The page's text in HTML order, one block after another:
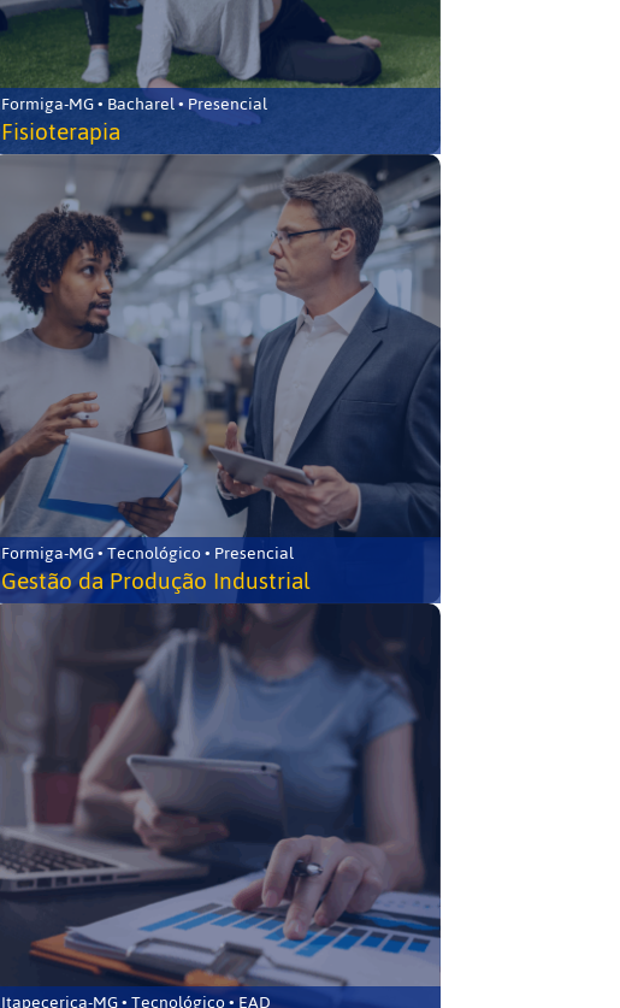
Formiga-MG • Bacharel • Presencial
Fisioterapia
Formiga-MG • Tecnológico • Presencial
Gestão da Produção Industrial